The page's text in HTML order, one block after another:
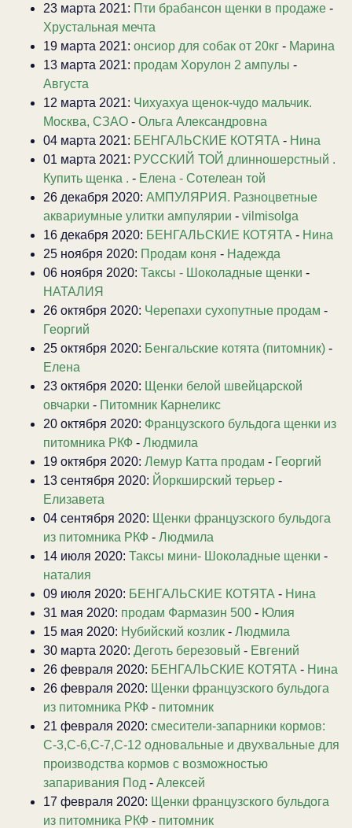
23 марта 2021: Пти брабансон щенки в продаже -
Хрустальная мечта
19 марта 2021: онсиор для собак от 20кг - Марина
13 марта 2021: продам Хорулон 2 ампулы -
Августа
12 марта 2021: Чихуахуа щенок-чудо мальчик.
Москва, СЗАО - Ольга Александровна
04 марта 2021: БЕНГАЛЬСКИЕ КОТЯТА - Нина
01 марта 2021: РУССКИЙ ТОЙ длинношерстный .
Купить щенка . - Елена - Сотелеан той
26 декабря 2020: АМПУЛЯРИЯ. Разноцветные
аквариумные улитки ампулярии - vilmisolga
16 декабря 2020: БЕНГАЛЬСКИЕ КОТЯТА - Нина
25 ноября 2020: Продам коня - Надежда
06 ноября 2020: Таксы - Шоколадные щенки -
НАТАЛИЯ
26 октября 2020: Черепахи сухопутные продам -
Георгий
25 октября 2020: Бенгальские котята (питомник) -
Елена
23 октября 2020: Щенки белой швейцарской
овчарки - Питомник Карнеликс
20 октября 2020: Французского бульдога щенки из
питомника РКФ - Людмила
19 октября 2020: Лемур Катта продам - Георгий
13 сентября 2020: Йоркширский терьер -
Елизавета
04 сентября 2020: Щенки французского бульдога
из питомника РКФ - Людмила
14 июля 2020: Таксы мини- Шоколадные щенки -
наталия
09 июля 2020: БЕНГАЛЬСКИЕ КОТЯТА - Нина
31 мая 2020: продам Фармазин 500 - Юлия
15 мая 2020: Нубийский козлик - Людмила
30 марта 2020: Деготь березовый - Евгений
26 февраля 2020: БЕНГАЛЬСКИЕ КОТЯТА - Нина
26 февраля 2020: Щенки французского бульдога
из питомника РКФ - питомник
21 февраля 2020: смесители-запарники кормов:
С-3,С-6,С-7,С-12 одновальные и двухвальные для
производства кормов с возможностью
запаривания Под - Алексей
17 февраля 2020: Щенки французского бульдога
из питомника РКФ - питомник